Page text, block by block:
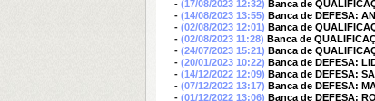
- (17/08/2023 12:32) Banca de
- (14/08/2023 13:55) Banca de DEFESA:
- (02/08/2023 12:01) Banca de
- (02/08/2023 11:28) Banca de
- (24/07/2023 15:21) Banca de
- (20/01/2023 10:22) Banca de DEFESA:
- (14/12/2022 12:09) Banca de DEFESA:
- (07/12/2022 13:17) Banca de DEFESA:
- (01/12/2022 13:06) Banca de DEFESA: